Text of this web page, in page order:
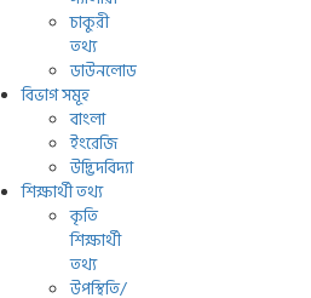
চাকুরী
তথ্য
ডাউনলোড
বিভাগ সমূহ
বাংলা
ইংরেজি
উদ্ভিদবিদ্যা
শিক্ষার্থী তথ্য
কৃতি
শিক্ষার্থী
তথ্য
উপস্থিতি/